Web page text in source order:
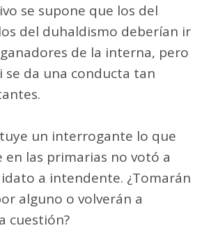
se supone que los del
del duhaldismo deberían ir
de la interna, pero
se da una conducta tan
un interrogante lo que
en las primarias no votó a
a intendente. ¿Tomarán
alguno o volverán a
cuestión?